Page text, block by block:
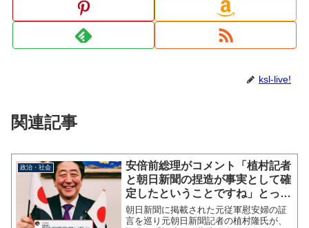
ksl-live!
関連記事
政治・社会
安倍前総理がコメント「植村記者
と朝日新聞の捏造が事実として確
定したということですね」とって
もうれしそう
朝日新聞に掲載された元従軍慰安婦の証
言を巡り元朝日新聞記者の植村隆氏が、